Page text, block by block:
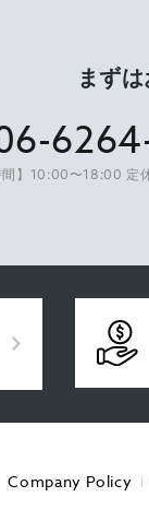
まず
間】10:00〜18:00 定
Company Policy